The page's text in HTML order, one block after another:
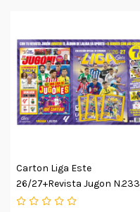
Carton Liga Este
26/27+revista Jugon N.233
1ud